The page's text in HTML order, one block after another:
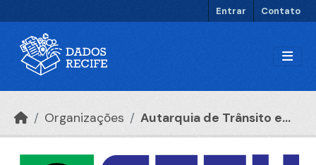
Entrar Contato
Organizações Autarquia de Trânsito e...